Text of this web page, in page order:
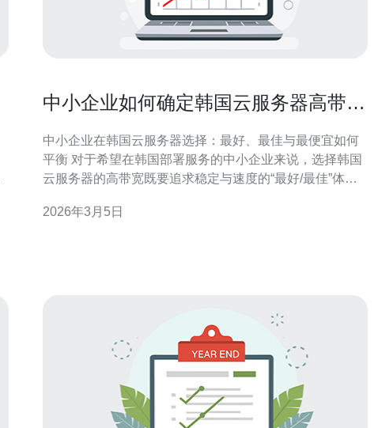
中小企业如何确定韩国云服务器高带宽
中小企业在韩国云服务器选择：最好、最佳与最便宜如何
平衡 对于希望在韩国部署服务的中小企业来说，选择韩国
云服务器的高带宽既要追求稳定与速度的“最好/最佳”体
关键在于根据用户并发、内容类型与访问地理分布来合理
2026年3月5日